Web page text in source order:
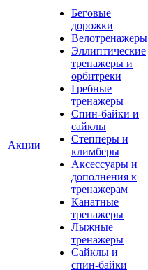
Акции
Беговые
дорожки
Велотренажеры
Эллиптические
тренажеры и
орбитреки
Гребные
тренажеры
Спин-байки и
сайклы
Степперы и
климберы
Аксессуары и
дополнения к
тренажерам
Канатные
тренажеры
Лыжные
тренажеры
Сайклы и
спин-байки